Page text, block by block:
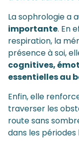
La sophrologie a
importante. En
respiration, la
présence à soi,
cognitives,
essentielles au
Enfin, elle
traverser les
route sans
dans les périodes